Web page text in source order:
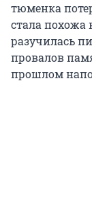
тюменка
стала похожа
разучилась
провалов
прошлом